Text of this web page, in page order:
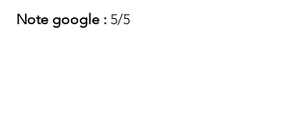
Note google : 5/5